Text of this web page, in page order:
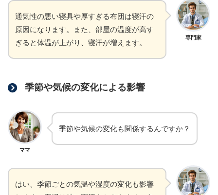
専門家
通気性の悪い寝具や厚すぎる布団は寝汗の
原因になります。また、部屋の温度が高す
ぎると体温が上がり、寝汗が増えます。
季節や気候の変化による影響
ママ
季節や気候の変化も関係するんですか？
はい、季節ごとの気温や湿度の変化も影響